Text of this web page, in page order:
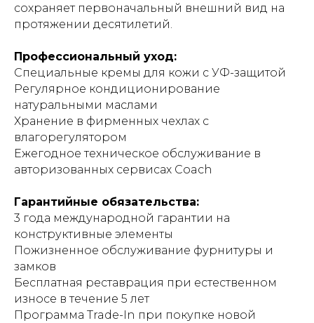
сохраняет первоначальный внешний вид на
протяжении десятилетий.
Профессиональный уход:
Специальные кремы для кожи с УФ-защитой
Регулярное кондиционирование
натуральными маслами
Хранение в фирменных чехлах с
влагорегулятором
Ежегодное техническое обслуживание в
авторизованных сервисах Coach
Гарантийные обязательства:
3 года международной гарантии на
конструктивные элементы
Пожизненное обслуживание фурнитуры и
замков
Бесплатная реставрация при естественном
износе в течение 5 лет
Программа Trade-In при покупке новой